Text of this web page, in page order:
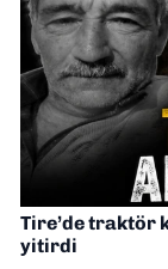
Tire’de traktör
yitirdi